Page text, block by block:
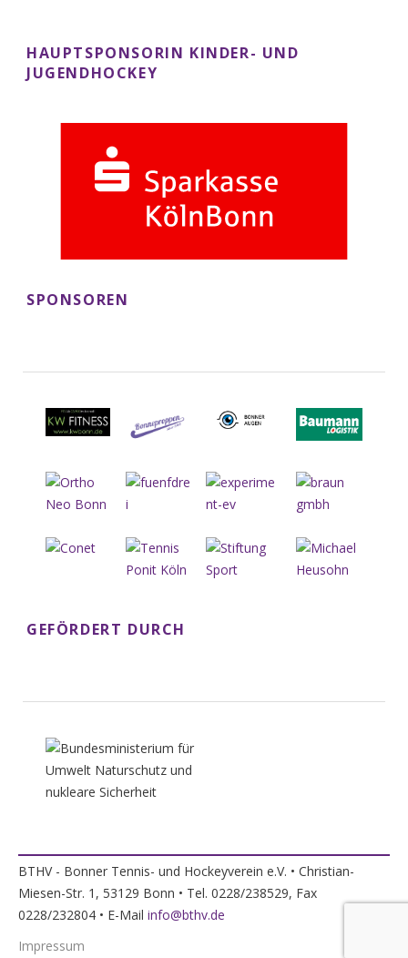
HAUPTSPONSORIN KINDER- UND
JUGENDHOCKEY
SPONSOREN
GEFÖRDERT DURCH
BTHV - Bonner Tennis- und Hockeyverein e.V. • Christian-
Miesen-Str. 1, 53129 Bonn • Tel. 0228/238529, Fax
0228/232804 • E-Mail info@bthv.de
Impressum